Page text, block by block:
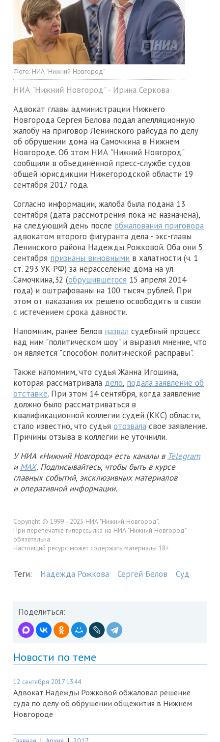
Фото: НИА "Нижний Новгород"
НИА "Нижний Новгород" - Ирина Серкова
Адвокат главы администрации Нижнего
Новгорода Сергея Белова подал апелляционную
жалобу на приговор Ленинского райсуда по делу
об обрушении дома на Самочкина в Нижнем
Новгороде. Об этом НИА "Нижний Новгород"
сообщили в объединённой пресс-службе судов
общей юрисдикции Нижегородской области 19
сентября 2017 года.
Согласно информации, жалоба была подана 13
сентября (дата рассмотрения пока не назначена),
на следующий день после обжалования приговора
адвокатом второго фигуранта дела - экс-главы
Ленинского района Надежды Рожковой. Оба они 5
сентября признаны виновными в халатности (ч. 1
ст. 293 УК РФ) за нерасселение дома на ул.
Самочкина,32 (обрушившегося 15 апреля 2014
года) и оштрафованы на 100 тысяч рублей. При
этом от наказания их решено освободить в связи
с истечением срока давности.
Напомним, ранее Белов назвал судебный процесс
над ним "политическом шоу" и выразил мнение, что
он является "способом политической расправы".
Также напомним, что судья Жанна Игошина,
которая рассматривала дело, подала заявление об
отставке. При этом 14 сентября, когда заявление
должно было рассматриваться в
квалификационной коллегии судей (ККС) области,
стало известно, что судья отозвала свое заявление.
Причины отзыва в коллегии не уточнили.
У НИА «Нижний Новгород» есть каналы в Telegram
и MAX. Подписывайтесь, чтобы быть в курсе
главных событий, эксклюзивных материалов
и оперативной информации.
Copyright © 1999—2025 НИА "Нижний Новгород".
При перепечатке гиперссылка на НИА "Нижний Новгород"
обязательна.
Настоящий ресурс может содержать материалы 18+
Теги: Надежда Рожкова Сергей Белов Суд
Поделиться:
Новости по теме
12 сентября 2017 13:44
Адвокат Надежды Рожковой обжаловал решение
суда по делу об обрушении общежития в Нижнем
Новгороде